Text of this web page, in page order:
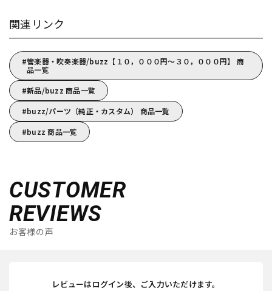
関連リンク
管楽器・吹奏楽器/buzz【１０，０００円～３０，０００円】 商
品一覧
新品/buzz 商品一覧
buzz/パーツ（純正・カスタム） 商品一覧
buzz 商品一覧
CUSTOMER
REVIEWS
お客様の声
レビューはログイン後、ご入力いただけます。